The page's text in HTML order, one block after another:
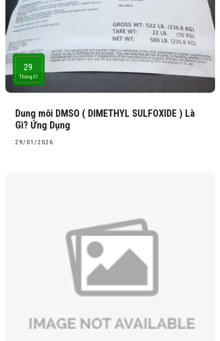
29
Tháng 01
Dung môi DMSO ( DIMETHYL SULFOXIDE ) Là
Gì? Ứng Dụng
29/01/2026